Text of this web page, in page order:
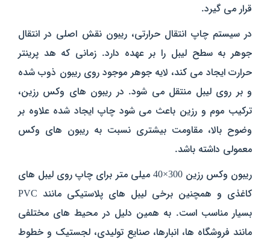
قرار می‌ گیرد.
در سیستم چاپ انتقال حرارتی، ریبون نقش اصلی در انتقال
جوهر به سطح لیبل را بر عهده دارد. زمانی که هد پرینتر
حرارت ایجاد می‌ کند، لایه جوهر موجود روی ریبون ذوب شده
و بر روی لیبل منتقل می‌ شود. در ریبون‌ های وکس رزین،
ترکیب موم و رزین باعث می‌ شود چاپ ایجاد شده علاوه بر
وضوح بالا، مقاومت بیشتری نسبت به ریبون‌ های وکس
معمولی داشته باشد.
ریبون وکس رزین 300×40 میلی‌ متر برای چاپ روی لیبل‌ های
کاغذی و همچنین برخی لیبل‌ های پلاستیکی مانند PVC
بسیار مناسب است. به همین دلیل در محیط‌ های مختلفی
مانند فروشگاه‌ ها، انبارها، صنایع تولیدی، لجستیک و خطوط